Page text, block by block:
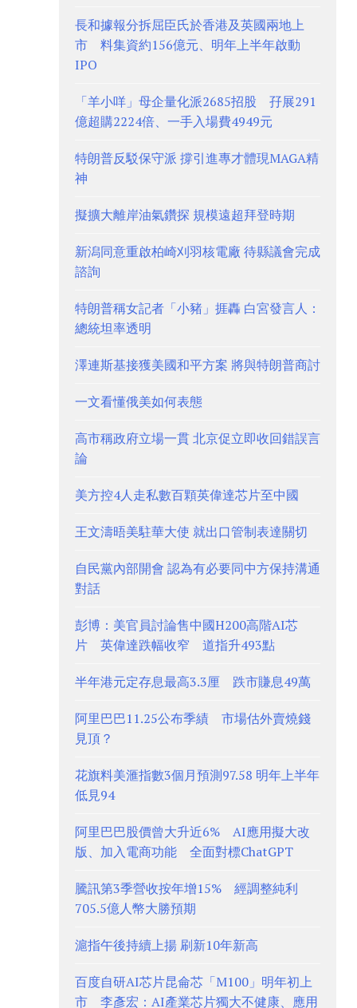
長和據報分拆屈臣氏於香港及英國兩地上
市 料集資約156億元、明年上半年啟動
IPO
「羊小咩」母企量化派2685招股 孖展291
億超購2224倍、一手入場費4949元
特朗普反駁保守派 撐引進專才體現MAGA精
神
擬擴大離岸油氣鑽探 規模遠超拜登時期
新潟同意重啟柏崎刈羽核電廠 待縣議會完成
諮詢
特朗普稱女記者「小豬」捱轟 白宮發言人：
總統坦率透明
澤連斯基接獲美國和平方案 將與特朗普商討
一文看懂俄美如何表態
高市稱政府立場一貫 北京促立即收回錯誤言
論
美方控4人走私數百顆英偉達芯片至中國
王文濤晤美駐華大使 就出口管制表達關切
自民黨內部開會 認為有必要同中方保持溝通
對話
彭博：美官員討論售中國H200高階AI芯
片 英偉達跌幅收窄 道指升493點
半年港元定存息最高3.3厘 跌市賺息49萬
阿里巴巴11.25公布季績 市場估外賣燒錢
見頂？
花旗料美滙指數3個月預測97.58 明年上半年
低見94
阿里巴巴股價曾大升近6% AI應用擬大改
版、加入電商功能 全面對標ChatGPT
騰訊第3季營收按年增15% 經調整純利
705.5億人幣大勝預期
滬指午後持續上揚 刷新10年新高
百度自研AI芯片昆侖芯「M100」明年初上
市 李彥宏：AI產業芯片獨大不健康、應用